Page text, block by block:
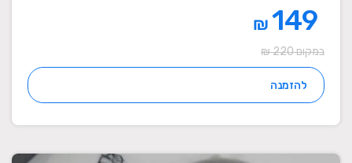
₪
במקום 220 ₪
להזמנה